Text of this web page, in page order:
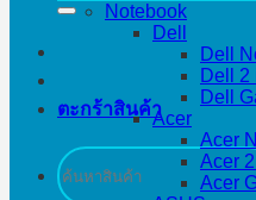
ตะกร้าสินค้า
ค้นหา:
Notebook
Dell
Dell
Dell 2
Dell
Acer
Acer
Acer
Acer